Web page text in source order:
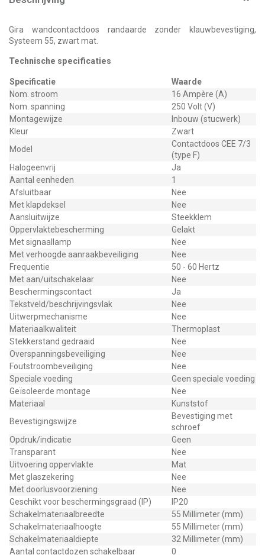
Gira wandcontactdoos randaarde zonder klauwbevestiging,
Systeem 55, zwart mat.
Technische specificaties
Specificatie
Waarde
Nom. stroom
16 Ampère (A)
Nom. spanning
250 Volt (V)
Montagewijze
Inbouw (stucwerk)
Kleur
Zwart
Model
Contactdoos CEE 7/3
(type F)
Halogeenvrij
Ja
Aantal eenheden
1
Afsluitbaar
Nee
Met klapdeksel
Nee
Aansluitwijze
Steekklem
Oppervlaktebescherming
Gelakt
Met signaallamp
Nee
Met verhoogde aanraakbeveiliging
Nee
Frequentie
50 - 60 Hertz
Met aan/uitschakelaar
Nee
Beschermingscontact
Ja
Tekstveld/beschrijvingsvlak
Nee
Uitwerpmechanisme
Nee
Materiaalkwaliteit
Thermoplast
Stekkerstand gedraaid
Nee
Overspanningsbeveiliging
Nee
Foutstroombeveiliging
Nee
Speciale voeding
Geen speciale voeding
Geïsoleerde montage
Nee
Materiaal
Kunststof
Bevestigingswijze
Bevestiging met
schroef
Opdruk/indicatie
Geen
Transparant
Nee
Uitvoering oppervlakte
Mat
Met glaszekering
Nee
Met doorlusvoorziening
Nee
Geschikt voor beschermingsgraad (IP)
IP20
Schakelmateriaalbreedte
55 Millimeter (mm)
Schakelmateriaalhoogte
55 Millimeter (mm)
Schakelmateriaaldiepte
32 Millimeter (mm)
Aantal contactdozen schakelbaar
0